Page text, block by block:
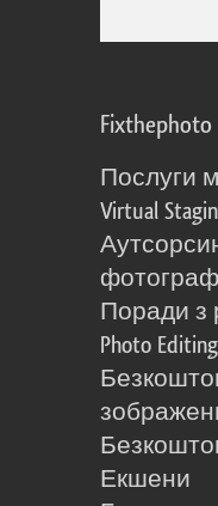
Fixthephoto
Послуги
Virtual
Поради з
Photo
Екшени